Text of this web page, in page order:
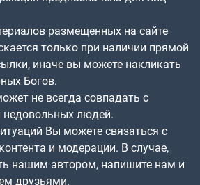
размещенных на сайте
только при наличии прямой
иначе вы можете накликать
Богов.
не всегда совпадать с
людей.
Вы можете связаться с
и модерации. В случае,
нашим автором, напишите нам и
друзьями.